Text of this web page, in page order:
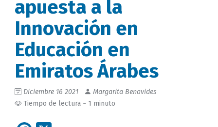
apuesta a la
Innovación en
Educación en
Emiratos Árabes
Diciembre 16 2021
Margarita Benavides
Tiempo de lectura ~ 1 minuto